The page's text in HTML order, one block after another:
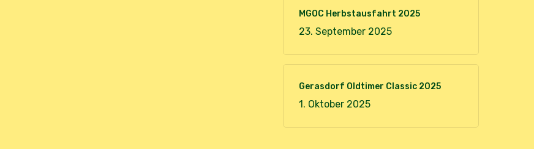
MGOC Herbstausfahrt 2025
23. September 2025
Gerasdorf Oldtimer Classic 2025
1. Oktober 2025